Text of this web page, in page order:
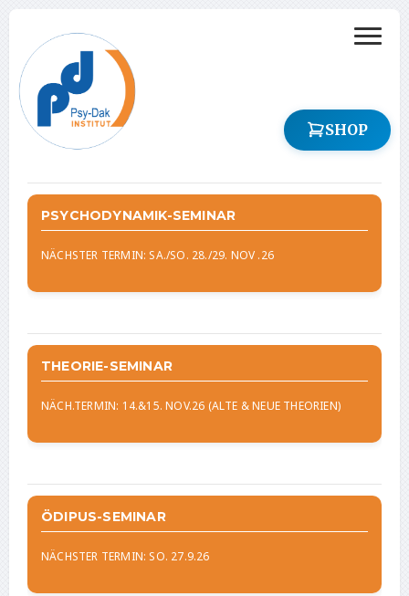
SHOP
PSYCHODYNAMIK-SEMINAR
NÄCHSTER TERMIN: SA./SO. 28./29. NOV .26
THEORIE-SEMINAR
NÄCH.TERMIN: 14.&15. NOV.26 (ALTE & NEUE THEORIEN)
ÖDIPUS-SEMINAR
NÄCHSTER TERMIN: SO. 27.9.26